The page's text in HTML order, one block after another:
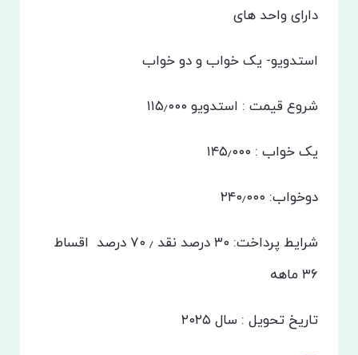
دارای واحد های
استدویو- یک خواب و دو خواب
شروع قیمت : استدویو ۱۱۵٫۰۰۰
یک خواب : ۱۴۵٫۰۰۰
دوخواب: ۲۴۰٫۰۰۰
شرایط پرداخت: ۳۰ درصد نقد ٫ ۷۰ درصد
اقساط
۳۶ ماهه
تاریخ تحویل : سال ۲۰۲۵